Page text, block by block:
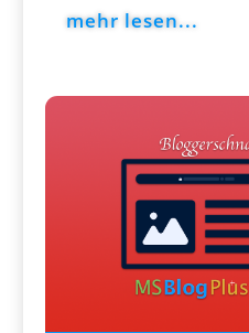
mehr lesen...